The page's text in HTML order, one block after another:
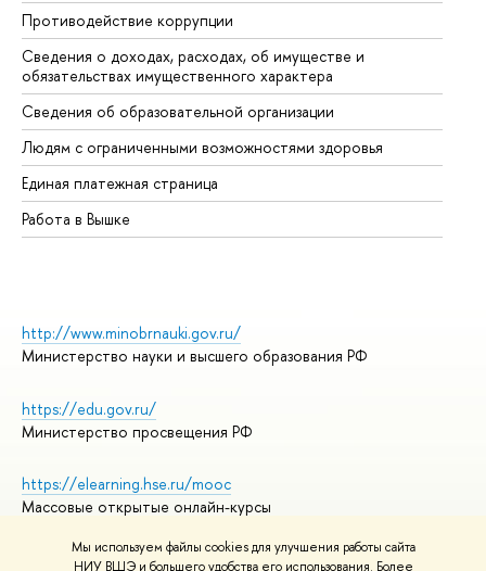
Мы используем файлы cookies для улучшения работы сайта
НИУ ВШЭ и большего удобства его использования. Более
Противодействие коррупции
Сведения о доходах, расходах, об имуществе и
обязательствах имущественного характера
Сведения об образовательной организации
Людям с ограниченными возможностями здоровья
Единая платежная страница
Работа в Вышке
http://www.minobrnauki.gov.ru/
Министерство науки и высшего образования РФ
https://edu.gov.ru/
Министерство просвещения РФ
https://elearning.hse.ru/mooc
Массовые открытые онлайн-курсы